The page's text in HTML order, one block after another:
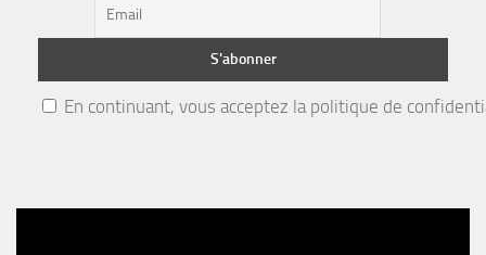
En continuant, vous acceptez la politique de